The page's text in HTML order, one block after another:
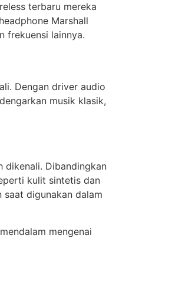
terbaru mereka
Marshall
frekuensi lainnya.
Dengan driver audio
musik klasik,
dikenali. Dibandingkan
kulit sintetis dan
saat digunakan dalam
mengenai